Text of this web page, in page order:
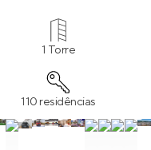
1 Torre
110 residências